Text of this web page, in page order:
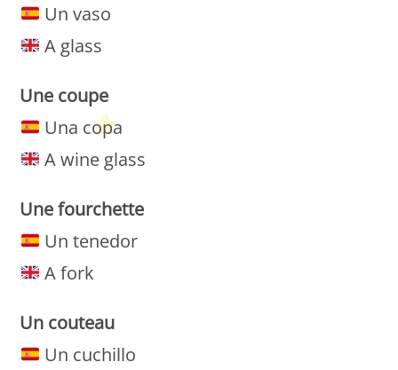
Un vaso
A glass
Une coupe
Una copa
A wine glass
Une fourchette
Un tenedor
A fork
Un couteau
Un cuchillo